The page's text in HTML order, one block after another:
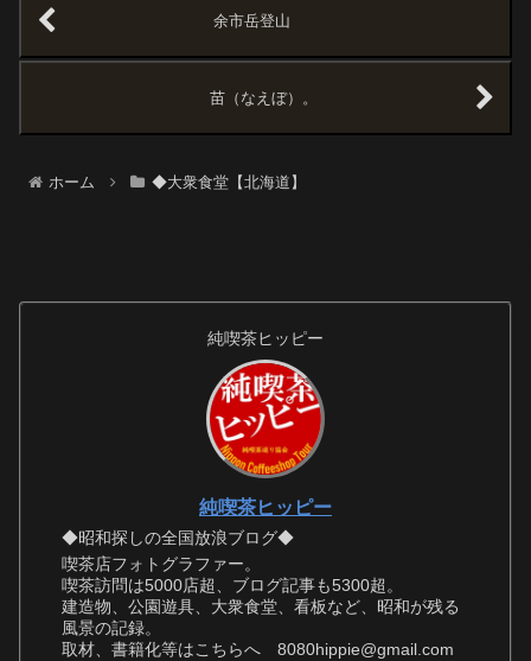
いているぼくにとって先輩です
ね。最初は...
余市岳登山
苗（なえぼ）。
ホーム ◆大衆食堂【北海道】
純喫茶ヒッピー
純喫茶ヒッピー
◆昭和探しの全国放浪ブログ◆
喫茶店フォトグラファー。
喫茶訪問は5000店超、ブログ記事も5300超。
建造物、公園遊具、大衆食堂、看板など、昭和が残る
風景の記録。
取材、書籍化等はこちらへ 8080hippie@gmail.com